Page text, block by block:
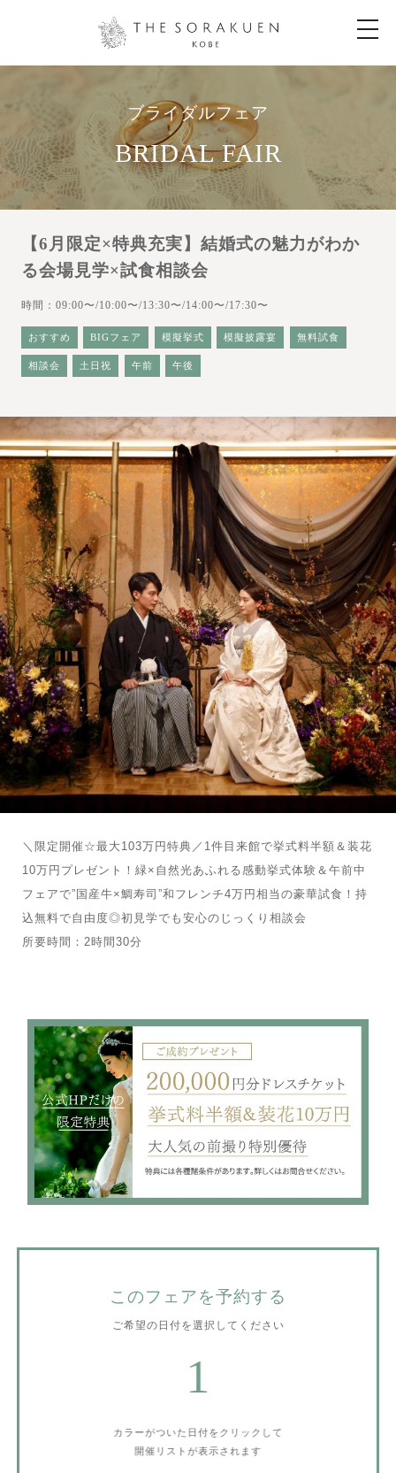
t
o
g
a
t
o
ブライダルフェア
BRIDAL FAIR
【6月限定×特典充実】結婚式の魅力がわか
る会場見学×試食相談会
時間：09:00〜/10:00〜/13:30〜/14:00〜/17:30〜
おすすめ BIGフェア 模擬挙式 模擬披露宴 無料試食
相談会 土日祝 午前 午後
＼限定開催☆最大103万円特典／1件目来館で挙式料半額＆装花
10万円プレゼント！緑×自然光あふれる感動挙式体験＆午前中
フェアで”国産牛×鯛寿司”和フレンチ4万円相当の豪華試食！持
込無料で自由度◎初見学でも安心のじっくり相談会
所要時間：2時間30分
このフェアを予約する
ご希望の日付を選択してください
1
カラーがついた日付をクリックして
開催リストが表示されます